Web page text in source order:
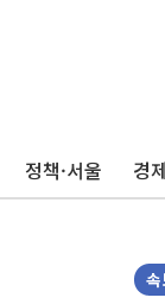
정책·서울 경제